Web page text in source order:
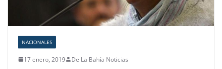
NACIONALES
17 enero, 2019 De La Bahía Noticias